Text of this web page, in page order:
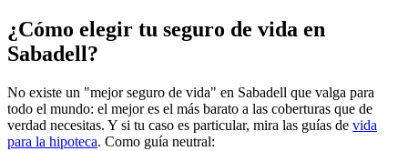
¿Cómo elegir tu seguro de vida en
Sabadell?
No existe un "mejor seguro de vida" en Sabadell que valga para
todo el mundo: el mejor es el más barato a las coberturas que de
verdad necesitas. Y si tu caso es particular, mira las guías de vida
para la hipoteca. Como guía neutral: